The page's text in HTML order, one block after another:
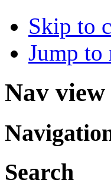
Skip to
Jump to
Nav view
Search